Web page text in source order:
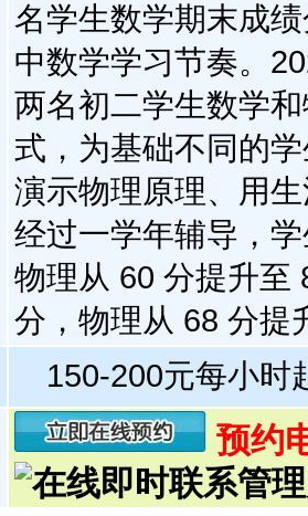
名学生数学期末成
中数学学习节奏。​
两名初二学生数学
式，为基础不同的
演示物理原理、用
经过一学年辅导，
物理从 60 分提升至
分，物理从 68 分提
150-200元每小时
预约